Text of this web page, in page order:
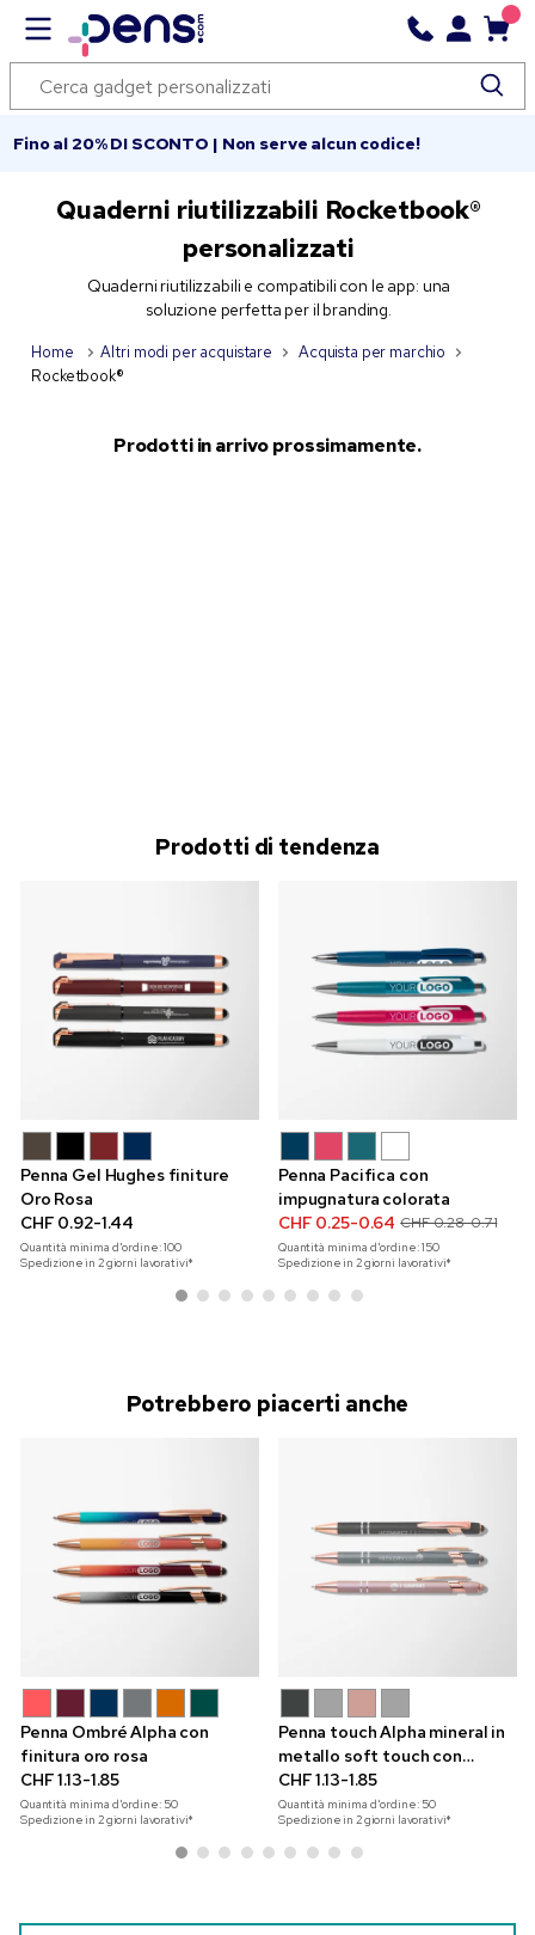
Fino al 20% DI SCONTO | Non serve alcun codice!
Quaderni riutilizzabili Rocketbook®
personalizzati
Quaderni riutilizzabili e compatibili con le app: una
soluzione perfetta per il branding.
Home Altri modi per acquistare
Acquista per marchio
Rocketbook®
Prodotti in arrivo prossimamente.
Prodotti di tendenza
Penna Gel Hughes finiture
Oro Rosa
CHF 0.92-1.44
Quantità minima d'ordine:100
Spedizione in 2 giorni lavorativi*
Penna Pacifica con
impugnatura colorata
CHF 0.25-0.64 CHF 0.28-0.71
Quantità minima d'ordine:150
Spedizione in 2 giorni lavorativi*
Potrebbero piacerti anche
Penna Ombré Alpha con
finitura oro rosa
CHF 1.13-1.85
Quantità minima d'ordine: 50
Spedizione in 2 giorni lavorativi*
Penna touch Alpha mineral in
metallo soft touch con
finitura oro rosa
CHF 1.13-1.85
Quantità minima d'ordine: 50
Spedizione in 2 giorni lavorativi*